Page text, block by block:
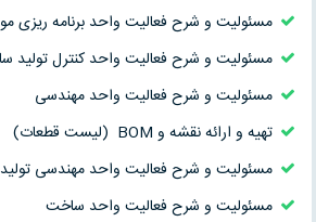
مسئولیت و شرح فعالیت واحد برنامه ریزی
مسئولیت و شرح فعالیت واحد کنترل تولید
مسئولیت و شرح فعالیت واحد مهندسی
تهیه و ارائه نقشه و BOM (لیست قطعات)
مسئولیت و شرح فعالیت واحد مهندسی تولید
مسئولیت و شرح فعالیت واحد ساخت